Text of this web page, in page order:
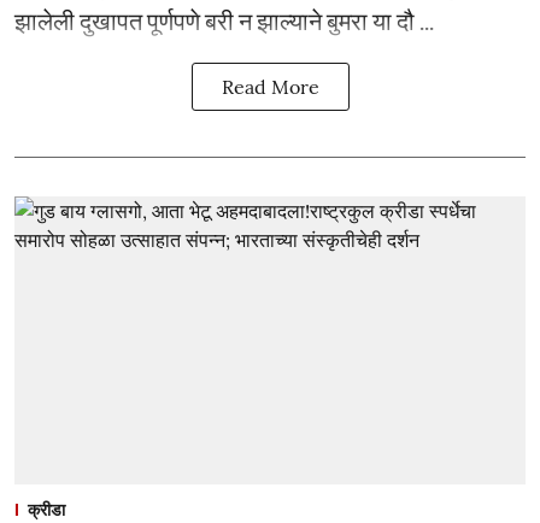
झालेली दुखापत पूर्णपणे बरी न झाल्याने बुमरा या दौ ...
Read More
क्रीडा